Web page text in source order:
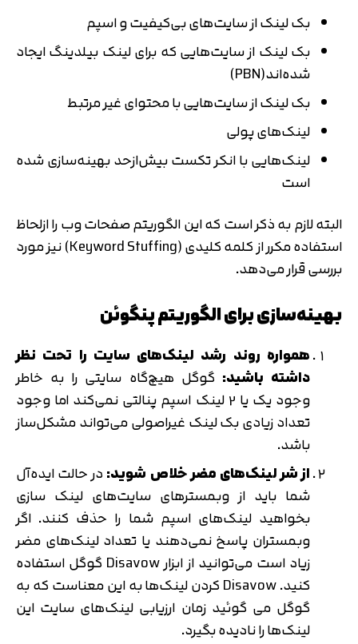
بک لینک از سایت‌های بی‌کیفیت و اسپم
بک لینک از سایت‌هایی که برای لینک بیلدینگ ایجاد
شده‌اند(PBN)
بک لینک از سایت‌هایی با محتوای غیر مرتبط
لینک‌های پولی
لینک‌هایی با انکر تکست بیش‌ازحد بهینه‌سازی شده
است
البته لازم به ذکر است که این الگوریتم صفحات وب را ازلحاظ
استفاده مکرر از کلمه کلیدی (Keyword Stuffing) نیز مورد
بررسی قرار می‌دهد.
بهینه‌سازی برای الگوریتم پنگوئن
همواره روند رشد لینک‌های سایت را تحت نظر
داشته باشید: گوگل هیچ‌گاه سایتی را به خاطر
وجود یک یا 2 لینک اسپم پنالتی نمی‌کند اما وجود
تعداد زیادی بک لینک غیراصولی می‌تواند مشکل‌ساز
باشد.
از شر لینک‌های مضر خلاص شوید:در حالت ایده‌آل
شما باید از وبمسترهای سایت‌های لینک سازی
بخواهید لینک‌های اسپم شما را حذف کنند. اگر
وبمستران پاسخ نمی‌دهند یا تعداد لینک‌های مضر
زیاد است می‌توانید از ابزار Disavow گوگل استفاده
کنید. Disavow کردن لینک‌ها به این معناست که به
گوگل می گوئید زمان ارزیابی لینک‌های سایت این
لینک‌ها را نادیده بگیرد.